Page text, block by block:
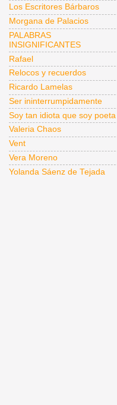
Los Escritores Bárbaros
Morgana de Palacios
PALABRAS
INSIGNIFICANTES
Rafael
Relocos y recuerdos
Ricardo Lamelas
Ser ininterrumpidamente
Soy tan idiota que soy poeta
Valeria Chaos
Vent
Vera Moreno
Yolanda Sáenz de Tejada